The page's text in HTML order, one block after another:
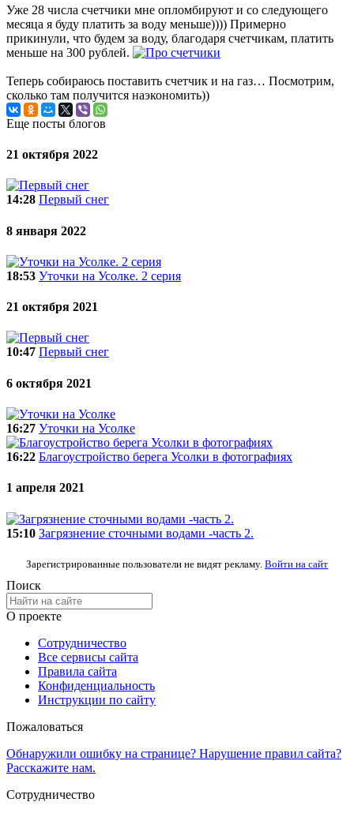
Уже 28 числа счетчики мне опломбируют и со следующего
месяца я буду платить за воду меньше)))) Примерно
прикинули, что будем за воду, благодаря счетчикам, платить
меньше на 300 рублей.
Теперь собираюсь поставить счетчик и на газ… Посмотрим,
сколько там получится наэкономить))
Еще посты блогов
21 октября 2022
14:28 Первый снег
8 января 2022
18:53 Уточки на Усолке. 2 серия
21 октября 2021
10:47 Первый снег
6 октября 2021
16:27 Уточки на Усолке
16:22 Благоустройство берега Усолки в фотографиях
1 апреля 2021
15:10 Загрязнение сточными водами -часть 2.
Зарегистрированные пользователи не видят рекламу. Войти на сайт
Поиск
О проекте
Сотрудничество
Все сервисы сайта
Правила сайта
Конфиденциальность
Инструкции по сайту
Пожаловаться
Обнаружили ошибку на странице? Нарушение правил сайта?
Расскажите нам.
Сотрудничество